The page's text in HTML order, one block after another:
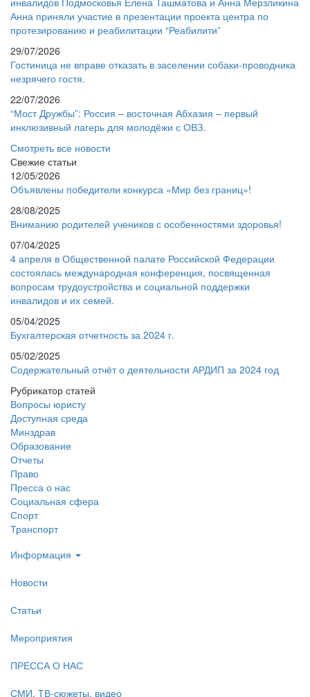
Анна приняли участие в презентации проекта центра по
протезированию и реабилитации “Реабилити”
29/07/2026
Гостиница не вправе отказать в заселении собаки-проводника
незрячего гостя.
22/07/2026
“Мост Дружбы”: Россия – восточная Абхазия – первый
инклюзивный лагерь для молодёжи с ОВЗ.
Смотреть все новости
Свежие статьи
12/05/2026
Объявлены победители конкурса «Мир без границ»!
28/08/2025
Вниманию родителей учеников с особенностями здоровья!
07/04/2025
4 апреля в Общественной палате Российской Федерации
состоялась международная конференция, посвященная
вопросам трудоустройства и социальной поддержки
инвалидов и их семей.
05/04/2025
Бухгалтерская отчетность за 2024 г.
05/02/2025
Содержательный отчёт о деятельности АРДИП за 2024 год
Рубрикатор статей
Вопросы юристу
Доступная среда
Минздрав
Образование
Отчеты
Право
Пресса о нас
Социальная сфера
Спорт
Транспорт
Информация
Новости
Статьи
Мероприятия
ПРЕССА О НАС
СМИ, ТВ-сюжеты, видео